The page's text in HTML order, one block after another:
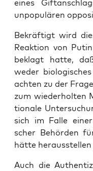
eines
unpo­pu­lä­ren
Bekräf­tigt wird
Reak­ti­on von
beklagt hat­te,
weder
ach­ten zu der
zum wie­der­hol­ten
tio­na­le
sich im Fal­le
scher Behör­den
hät­te her­aus­stel­len
Auch die